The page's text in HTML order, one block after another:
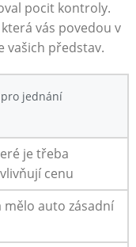
pocit kontroly.
vás povedou v
vašich představ.
jednání
je třeba
cenu
mělo auto zásadní